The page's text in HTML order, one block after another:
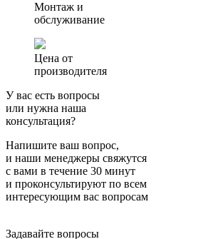
Монтаж и
обслуживание
Цена от
производителя
У вас есть вопросы
или нужна наша
консультация?
Напишите ваш вопрос,
и наши менеджеры свяжутся
с вами в течение 30 минут
и проконсультируют по всем
интересующим вас вопросам
Задавайте вопросы